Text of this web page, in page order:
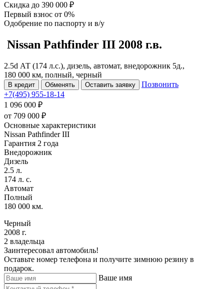
Скидка до 390 000 ₽
Первый взнос от 0%
Одобрение по паспорту и в/у
Nissan Pathfinder III 2008 г.в.
2.5d АТ (174 л.с.), дизель, автомат, внедорожник 5д.,
180 000 км, полный, черный
В кредит Обменять Оставить заявку
Позвонить
+7(495) 955-18-14
1 096 000 ₽
от 709 000 ₽
Основные характеристики
Nissan Pathfinder III
Гарантия 2 года
Внедорожник
Дизель
2.5 л.
174 л. с.
Автомат
Полный
180 000 км.
Черный
2008 г.
2 владельца
Заинтересовал автомобиль!
Оставьте номер телефона и получите зимнюю резину в
подарок.
Ваше имя